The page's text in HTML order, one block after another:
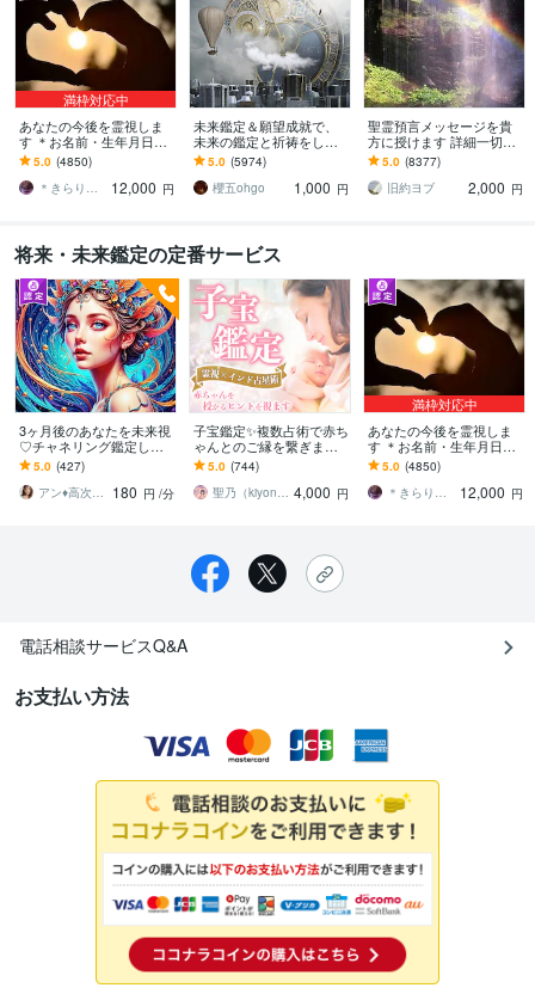
満枠対応中
あなたの今後を霊視しま
す ＊お名前・生年月日不
要・お写真のみで大丈夫
です＊
5.0 (4850)
＊きらりん＊
12,000 円
未来鑑定＆願望成就で、
未来の鑑定と祈祷をしま
す 霊視による未来鑑定と
願望成就の祈祷セット
5.0 (5974)
櫻五ohgo
1,000 円
聖霊預言メッセージを貴
方に授けます 詳細一切聞
かずに霊的預言メッセー
ジを貴方にお伝え致しま
す。
5.0 (8377)
旧約ヨブ
2,000 円
将来・未来鑑定の定番サービス
3ヶ月後のあなたを未来視
♡チャネリング鑑定しま
す 1分からOK♡恋愛、仕
事、あなたの未来気にな
る事お伝えします
5.0 (427)
アン♦︎高次元と繋ぐ神の使い♦︎
180 円 /分
子宝鑑定✨複数占術で赤ち
ゃんとのご縁を繋ぎます
妊活・不妊でお悩みの方
へ✨子供の性別・時期・妊
娠のアドバイス
5.0 (744)
聖乃（kiyono）★子宝鑑定占い師★ 4,000 円
満枠対応中
あなたの今後を霊視しま
す ＊お名前・生年月日不
要・お写真のみで大丈夫
です＊
5.0 (4850)
＊きらりん＊
12,000 円
電話相談サービスQ&A
お支払い方法